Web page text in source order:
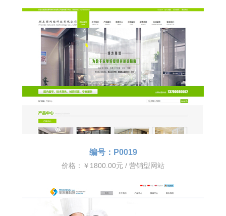
编号：P0019
价格：￥1800.00元 / 营销型网站